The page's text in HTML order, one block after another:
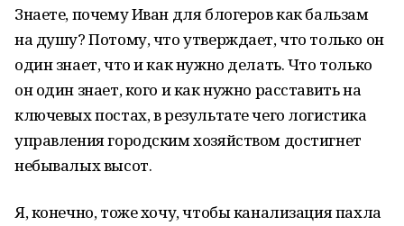
Знаете, почему Иван для блогеров как бальзам
на душу? Потому, что утверждает, что только он
один знает, что и как нужно делать. Что только
он один знает, кого и как нужно расставить на
ключевых постах, в результате чего логистика
управления городским хозяйством достигнет
небывалых высот.
Я, конечно, тоже хочу, чтобы канализация пахла